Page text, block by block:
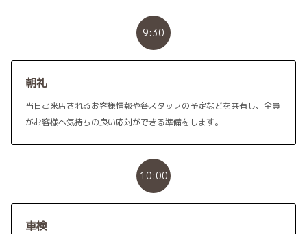
9:30
朝礼
当日ご来店されるお客様情報や各スタッフの予定などを共有し、全員
がお客様へ気持ちの良い応対ができる準備をします。
10:00
車検